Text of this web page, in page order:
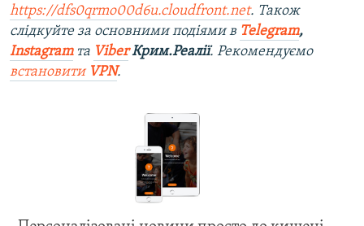
https://dfs0qrmo00d6u.cloudfront.net. Також
слідкуйте за основними подіями в Telegram,
Instagramта ViberКрим.Реалії. Рекомендуємо
встановити VPN.